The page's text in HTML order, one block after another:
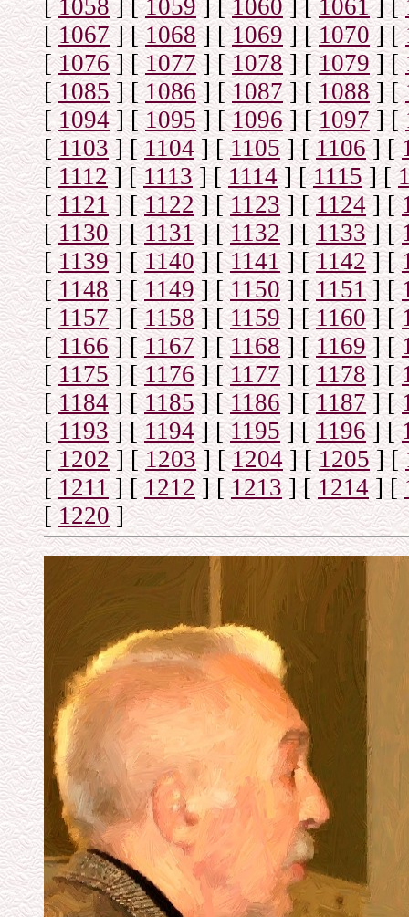
[1058] [1059] [1060] [1061] [
[1067] [1068] [1069] [1070] [
[1076] [1077] [1078] [1079] [
[1085] [1086] [1087] [1088] [
[ 1094] [1095] [1096] [1097] [
[1103] [1104] [1105] [1106] [
[1112] [1113] [1114] [1115] [
[1121] [1122] [1123] [1124] [
[1130] [1131] [1132] [1133] [
[1139] [1140] [1141] [1142] [
[1148] [1149] [1150] [1151] [
[1157] [1158] [1159] [1160] [
[1166] [1167] [1168] [1169] [
[1175] [1176] [1177] [1178] [
[1184] [1185] [1186] [1187] [
[1193] [1194] [1195] [1196] [
[1202] [1203] [1204] [1205] [
[1211] [1212] [1213] [1214] [
[1220]